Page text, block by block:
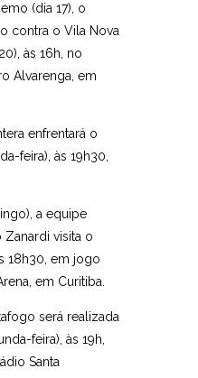
(dia 17), o
contra o Vila Nova
às 16h, no
Alvarenga, em
enfrentará o
feira), às 19h30,
a equipe
visita o
18h30, em jogo
em Curitiba.
será realizada
feira), às 19h,
Santa